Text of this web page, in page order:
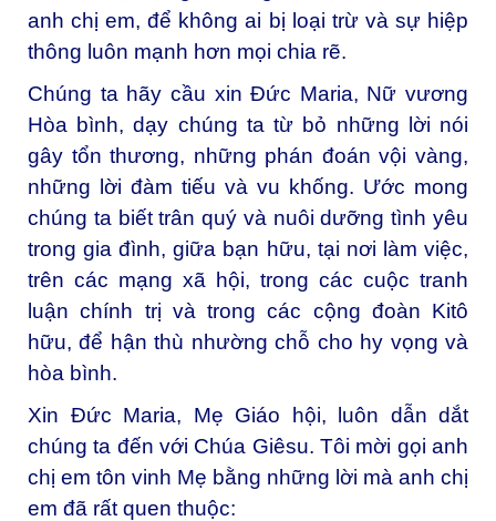
anh chị em, để không ai bị loại trừ và sự hiệp
thông luôn mạnh hơn mọi chia rẽ.
Chúng ta hãy cầu xin Đức Maria, Nữ vương
Hòa bình, dạy chúng ta từ bỏ những lời nói
gây tổn thương, những phán đoán vội vàng,
những lời đàm tiếu và vu khống. Ước mong
chúng ta biết trân quý và nuôi dưỡng tình yêu
trong gia đình, giữa bạn hữu, tại nơi làm việc,
trên các mạng xã hội, trong các cuộc tranh
luận chính trị và trong các cộng đoàn Kitô
hữu, để hận thù nhường chỗ cho hy vọng và
hòa bình.
Xin Đức Maria, Mẹ Giáo hội, luôn dẫn dắt
chúng ta đến với Chúa Giêsu. Tôi mời gọi anh
chị em tôn vinh Mẹ bằng những lời mà anh chị
em đã rất quen thuộc: